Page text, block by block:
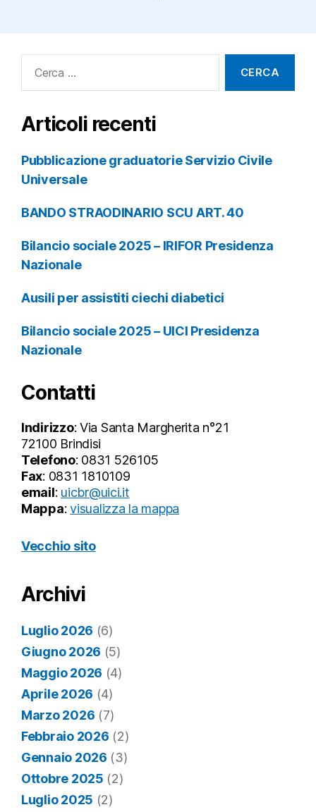
Articoli recenti
Pubblicazione graduatorie Servizio Civile
Universale
BANDO STRAODINARIO SCU ART. 40
Bilancio sociale 2025 – IRIFOR Presidenza
Nazionale
Ausili per assistiti ciechi diabetici
Bilancio sociale 2025 – UICI Presidenza
Nazionale
Contatti
Indirizzo: Via Santa Margherita n°21
72100 Brindisi
Telefono: 0831 526105
Fax: 0831 1810109
email: uicbr@uici.it
Mappa:visualizza la mappa
Vecchio sito
Archivi
Luglio 2026 (6)
Giugno 2026 (5)
Maggio 2026 (4)
Aprile 2026 (4)
Marzo 2026 (7)
Febbraio 2026 (2)
Gennaio 2026 (3)
Ottobre 2025 (2)
Luglio 2025 (2)